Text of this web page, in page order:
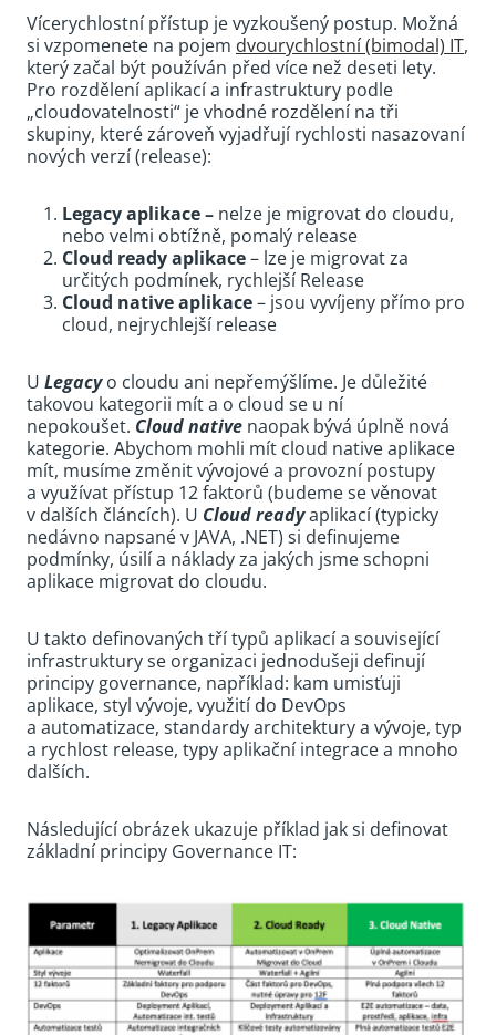
Vícerychlostní přístup je vyzkoušený postup. Možná
si vzpomenete na pojem dvourychlostní (bimodal) IT,
který začal být používán před více než deseti lety.
Pro rozdělení aplikací a infrastruktury podle
„cloudovatelnosti“ je vhodné rozdělení na tři
skupiny, které zároveň vyjadřují rychlosti nasazovaní
nových verzí (release):
Legacy aplikace – nelze je migrovat do cloudu,
nebo velmi obtížně, pomalý release
Cloud ready aplikace– lze je migrovat za
určitých podmínek, rychlejší Release
Cloud native aplikace– jsou vyvíjeny přímo pro
cloud, nejrychlejší release
U Legacy o cloudu ani nepřemýšlíme. Je důležité
takovou kategorii mít a o cloud se u ní
nepokoušet. Cloud native naopak bývá úplně nová
kategorie. Abychom mohli mít cloud native aplikace
mít, musíme změnit vývojové a provozní postupy
a využívat přístup 12 faktorů (budeme se věnovat
v dalších článcích). U Cloud readyaplikací (typicky
nedávno napsané v JAVA, .NET) si definujeme
podmínky, úsilí a náklady za jakých jsme schopni
aplikace migrovat do cloudu.
U takto definovaných tří typů aplikací a související
infrastruktury se organizaci jednodušeji definují
principy governance, například: kam umisťuji
aplikace, styl vývoje, využití do DevOps
a automatizace, standardy architektury a vývoje, typ
a rychlost release, typy aplikační integrace a mnoho
dalších.
Následující obrázek ukazuje příklad jak si definovat
základní principy Governance IT: